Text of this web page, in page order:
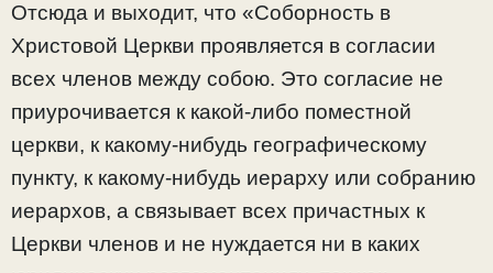
Отсюда и выходит, что «Соборность в
Христовой Церкви проявляется в согласии
всех членов между собою. Это согласие не
приурочивается к какой-либо поместной
церкви, к какому-нибудь географическому
пункту, к какому-нибудь иерарху или собранию
иерархов, а связывает всех причастных к
Церкви членов и не нуждается ни в каких